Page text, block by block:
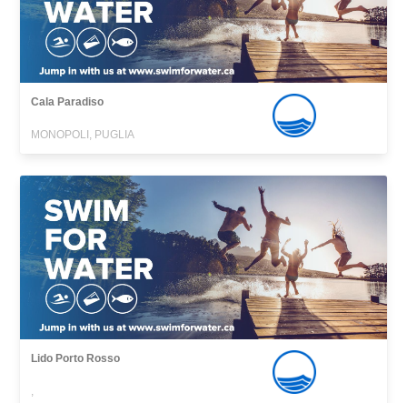
Cala Paradiso
MONOPOLI, PUGLIA
Lido Porto Rosso
,